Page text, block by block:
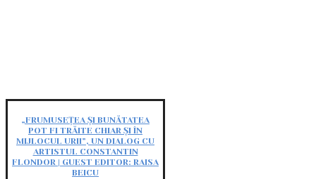
„FRUMUSEȚEA ȘI BUNĂTATEA
POT FI TRĂITE CHIAR ȘI ÎN
MIJLOCUL URII”, UN DIALOG CU
ARTISTUL CONSTANTIN
FLONDOR | GUEST EDITOR: RAISA
BEICU